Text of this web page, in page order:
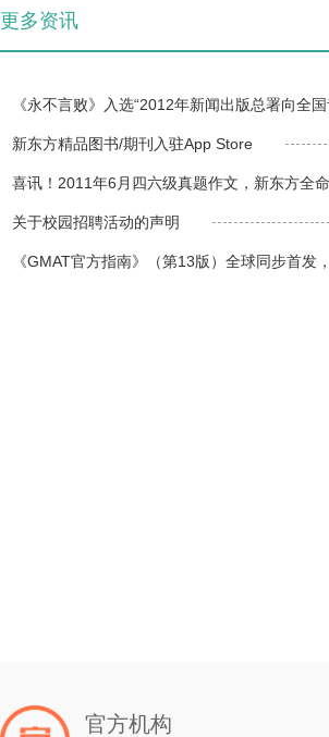
更多资讯
《永不言败》入选“2012年新闻出版总署向全
新东方精品图书/期刊入驻App Store
喜讯！2011年6月四六级真题作文，新东方全命
关于校园招聘活动的声明
《GMAT官方指南》（第13版）全球同步首发
官方机构